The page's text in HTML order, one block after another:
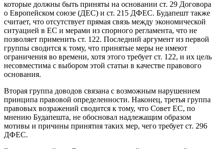
которые должны быть приняты на основании ст. 29 Договора
о Европейском союзе (ДЕС) и ст. 215 ДФЕС. Будапешт также
считает, что отсутствует прямая связь между экономической
ситуацией в ЕС и мерами из спорного регламента, что не
позволяет применить ст. 122. Последний аргумент из первой
группы сводится к тому, что принятые меры не имеют
ограничения во времени, хотя этого требует ст. 122, и их цель
несовместима с выбором этой статьи в качестве правового
основания.
Вторая группа доводов связана с возможным нарушением
принципа правовой определенности. Наконец, третья группа
правовых возражений сводится к тому, что Совет ЕС, по
мнению Будапешта, не обосновал надлежащим образом
мотивы и причины принятия таких мер, чего требует ст. 296
ДФЕС.